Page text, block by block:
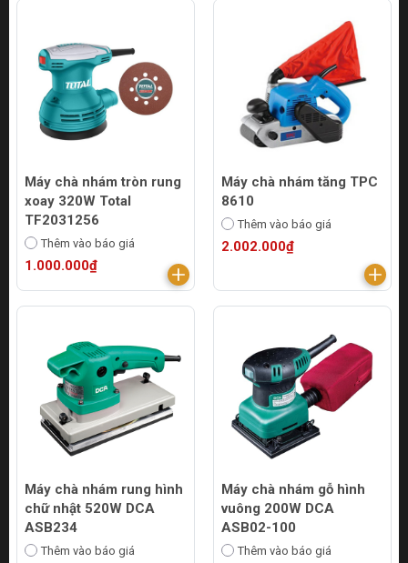
Máy chà nhám tròn rung
xoay 320W Total
TF2031256
Thêm vào báo giá
1.000.000₫
Máy chà nhám tăng TPC
8610
Thêm vào báo giá
2.002.000₫
Máy chà nhám rung hình
chữ nhật 520W DCA
ASB234
Thêm vào báo giá
Máy chà nhám gỗ hình
vuông 200W DCA
ASB02-100
Thêm vào báo giá